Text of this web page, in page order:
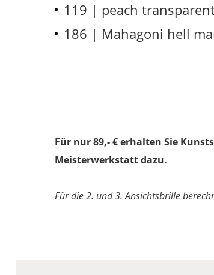
119 | peach
186 | Mahagoni hell
Für nur 89,- € erhalten Sie
Meisterwerkstatt dazu.
Für die 2. und 3. Ansichtsbrille